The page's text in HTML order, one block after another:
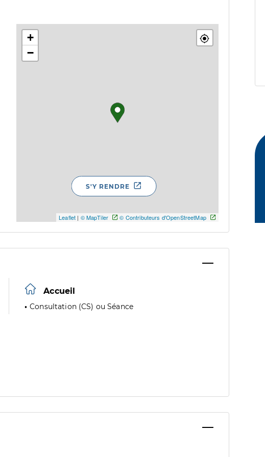
+
−
Leaflet | © MapTiler © Contributeurs d'OpenStreetMap
S'Y RENDRE
Accueil
Consultation (CS) ou Séance